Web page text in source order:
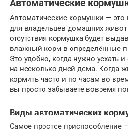
Автоматические
Автоматические кормушки — это
для владельцев домашних
отсутствия кормушка будет
влажный корм в определённые
Это удобно, когда нужно уехать
на несколько дней дома. Когда
кормить часто и по часам во
вы просто забываете вовремя
Виды автоматических
Самое простое приспособление